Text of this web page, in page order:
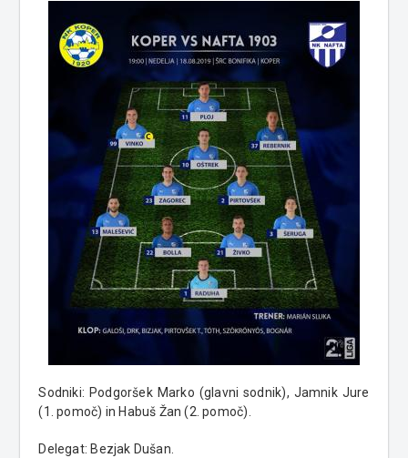
Sodniki: Podgoršek Marko (glavni sodnik), Jamnik Jure
(1. pomoč) in Habuš Žan (2. pomoč).
Delegat: Bezjak Dušan.